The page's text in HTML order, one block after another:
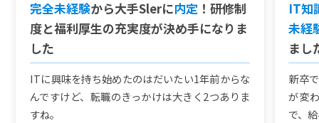
完全未経験から大手Slerに内定 ！研修制
度と福利厚生の充実度が決め手になりま
した
ITに興味を持ち始めたのはだいたい1年前からな
んですけど、転職のきっかけは大きく2つありま
すね。
IT知
未経
まし
新卒
が変
で、